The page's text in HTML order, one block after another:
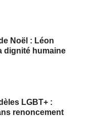
Noël : Léon
dignité humaine
LGBT+ :
renoncement